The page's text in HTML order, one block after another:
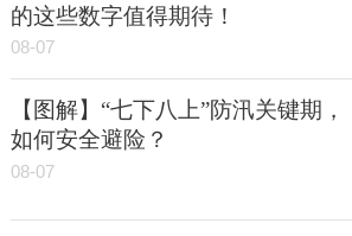
的这些数字值得期待！
08-07
【图解】“七下八上”防汛关键期，
如何安全避险？
08-07